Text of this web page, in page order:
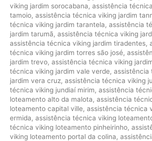
viking jardim sorocabana, assistência
tamoio, assistência técnica viking jardim
técnica viking jardim tarantela, assistência
jardim tarumã, assistência técnica viking
assistência técnica viking jardim tiradentes,
técnica viking jardim torres são josé,
jardim trevo, assistência técnica viking
técnica viking jardim vale verde, assistência
jardim vera cruz, assistência técnica viking
técnica viking jundiaí mirim, assistência
loteamento alto da malota, assistência
loteamento capital ville, assistência técnica
ermida, assistência técnica viking
técnica viking loteamento pinheirinho,
viking loteamento portal da colina,